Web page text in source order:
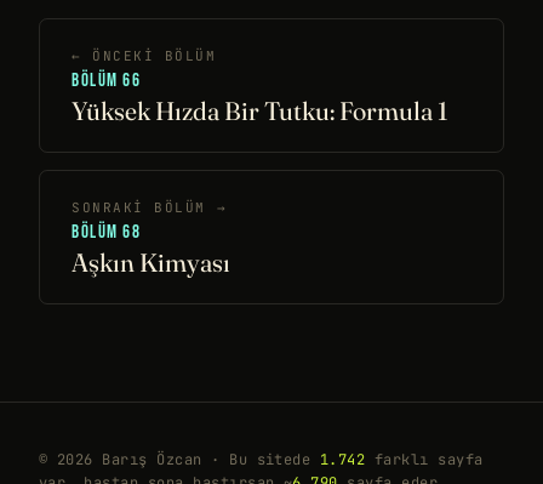
← ÖNCEKI BÖLÜM
BÖLÜM 66
Yüksek Hızda Bir Tutku: Formula 1
SONRAKI BÖLÜM →
BÖLÜM 68
Aşkın Kimyası
© 2026 Barış Özcan · Bu sitede 1.742 farklı sayfa